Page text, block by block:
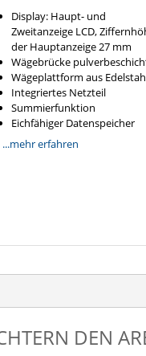
Display: Haupt- und
Zweitanzeige LCD,
der Hauptanzeige 27 mm
Wägebrücke
Wägeplattform aus
Integriertes Netzteil
Summierfunktion
Eichfähiger Datenspeicher
...mehr erfahren
DEN